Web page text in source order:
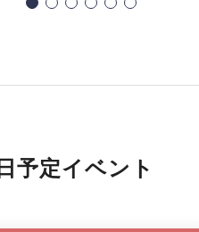
予定イベント